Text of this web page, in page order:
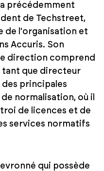
précédemment
de Techstreet,
de l'organisation et
Accuris. Son
direction comprend
tant que directeur
des principales
normalisation, où il
de licences et de
services normatifs
qui possède